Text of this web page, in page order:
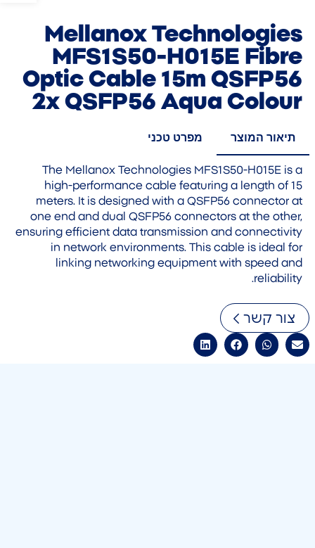
Mellanox Technologies
MFS1S50-H015E Fibre
Optic Cable 15m QSFP56
2x QSFP56 Aqua Colour
תיאור המוצר מפרט טכני
The Mellanox Technologies MFS1S50-H015E is a
high-performance cable featuring a length of 15
meters. It is designed with a QSFP56 connector at
one end and dual QSFP56 connectors at the other,
ensuring efficient data transmission and connectivity
in network environments. This cable is ideal for
linking networking equipment with speed and
reliability.
צור קשר